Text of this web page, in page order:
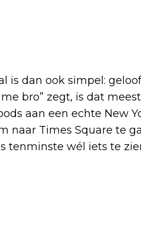
is dan ook simpel:
bro” zegt, is dat
aan een echte New
naar Times Square te
tenminste wél iets te